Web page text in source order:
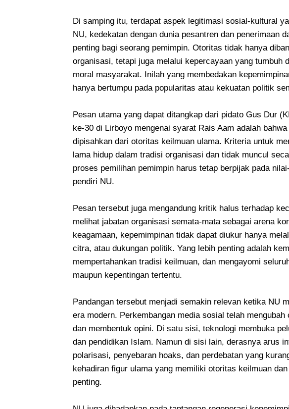
Di samping itu, terdapat aspek legitimasi sosial-kultural
NU, kedekatan dengan dunia pesantren dan penerimaan
penting bagi seorang pemimpin. Otoritas tidak hanya
organisasi, tetapi juga melalui kepercayaan yang tumbuh
moral masyarakat. Inilah yang membedakan
hanya bertumpu pada popularitas atau kekuatan politik
Pesan utama yang dapat ditangkap dari pidato Gus Dur
ke-30 di Lirboyo mengenai syarat Rais Aam adalah
dipisahkan dari otoritas keilmuan ulama. Kriteria untuk
lama hidup dalam tradisi organisasi dan tidak muncul
proses pemilihan pemimpin harus tetap berpijak pada
pendiri NU.
Pesan tersebut juga mengandung kritik halus terhadap
melihat jabatan organisasi semata-mata sebagai arena
keagamaan, kepemimpinan tidak dapat diukur hanya
citra, atau dukungan politik. Yang lebih penting adalah
mempertahankan tradisi keilmuan, dan mengayomi
maupun kepentingan tertentu.
Pandangan tersebut menjadi semakin relevan ketika NU
era modern. Perkembangan media sosial telah
dan membentuk opini. Di satu sisi, teknologi membuka
dan pendidikan Islam. Namun di sisi lain, derasnya arus
polarisasi, penyebaran hoaks, dan perdebatan yang
kehadiran figur ulama yang memiliki otoritas keilmuan
penting.